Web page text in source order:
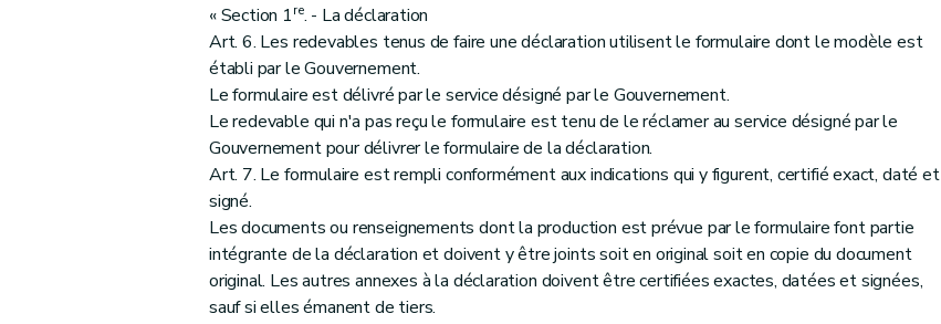
Dispositions relatives à la modification du Code des impôts sur les revenus (CIR 92) Précompte immobilier
Dispositions relatives à la modification du Code des droits d'enregistrement, d'hypothèque et de greffe
Section 1
Dispositions relatives au Chapitre IV - Section I
« Section 1re. - La déclaration
Art. 6. Les redevables tenus de faire une déclaration utilisent le formulaire dont le modèle est
établi par le Gouvernement.
Le formulaire est délivré par le service désigné par le Gouvernement.
Le redevable qui n'a pas reçu le formulaire est tenu de le réclamer au service désigné par le
Gouvernement pour délivrer le formulaire de la déclaration.
Art. 7. Le formulaire est rempli conformément aux indications qui y figurent, certifié exact, daté et
signé.
Les documents ou renseignements dont la production est prévue par le formulaire font partie
intégrante de la déclaration et doivent y être joints soit en original soit en copie du document
original. Les autres annexes à la déclaration doivent être certifiées exactes, datées et signées,
sauf si elles émanent de tiers.